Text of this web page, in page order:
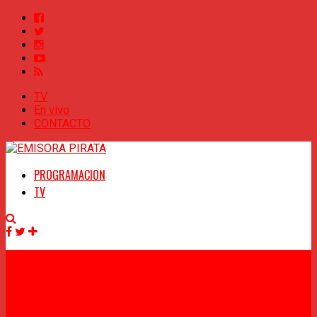
TV
En vivo
CONTACTO
PROGRAMACION
TV